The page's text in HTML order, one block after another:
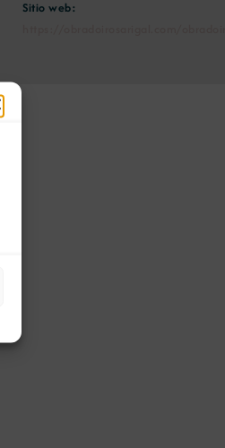
Sitio web: